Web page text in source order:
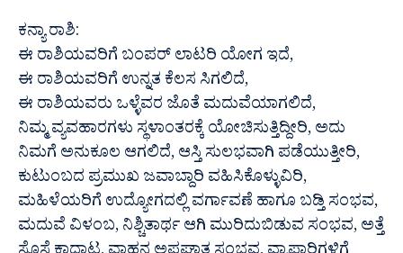
ಕನ್ಯಾ ರಾಶಿ:
ಈ ರಾಶಿಯವರಿಗೆ ಬಂಪರ್ ಲಾಟರಿ ಯೋಗ ಇದೆ,
ಈ ರಾಶಿಯವರಿಗೆ ಉನ್ನತ ಕೆಲಸ ಸಿಗಲಿದೆ,
ಈ ರಾಶಿಯವರು ಒಳ್ಳೆವರ ಜೊತೆ ಮದುವೆಯಾಗಲಿದೆ,
ನಿಮ್ಮ ವ್ಯವಹಾರಗಳು ಸ್ಥಳಾಂತರಕ್ಕೆ ಯೋಚಿಸುತ್ತಿದ್ದೀರಿ, ಅದು
ನಿಮಗೆ ಅನುಕೂಲ ಆಗಲಿದೆ, ಆಸ್ತಿ ಸುಲಭವಾಗಿ ಪಡೆಯುತ್ತೀರಿ,
ಕುಟುಂಬದ ಪ್ರಮುಖ ಜವಾಬ್ದಾರಿ ವಹಿಸಿಕೊಳ್ಳುವಿರಿ,
ಮಹಿಳೆಯರಿಗೆ ಉದ್ಯೋಗದಲ್ಲಿ ವರ್ಗಾವಣೆ ಹಾಗೂ ಬಡ್ತಿ ಸಂಭವ,
ಮದುವೆ ವಿಳಂಬ, ನಿಶ್ಚಿತಾರ್ಥ ಆಗಿ ಮುರಿದುಬಿಡುವ ಸಂಭವ, ಅತ್ತೆ